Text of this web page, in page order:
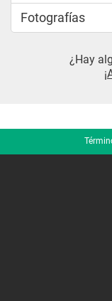
Fotografías
¿Hay